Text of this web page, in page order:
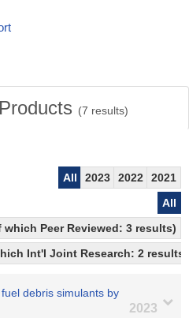
(7 results)
All 2023 2022
2021
All
Peer Reviewed: 3 results)
Int'l Joint Research: 2
debris simulants by
2023